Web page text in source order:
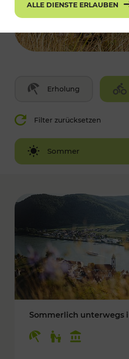
Erholung
Filter zurücksetzen
Sommer
Winter
Sommerlich unterwegs
ALLE DIENSTE ERLAUBEN